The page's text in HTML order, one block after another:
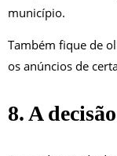
município.
Também fique de
os anúncios de
8. A